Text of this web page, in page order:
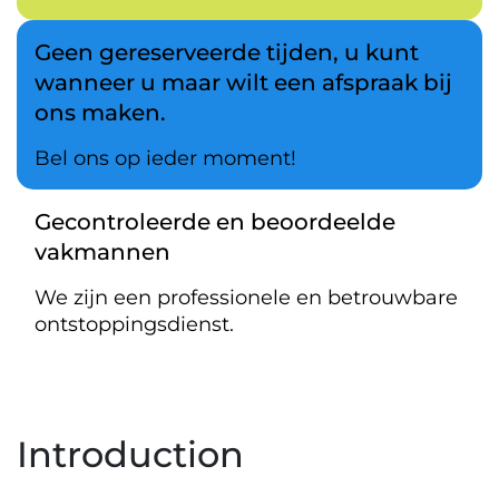
Geen gereserveerde tijden, u kunt
wanneer u maar wilt een afspraak bij
ons maken.
Bel ons op ieder moment!
Gecontroleerde en beoordeelde
vakmannen
We zijn een professionele en betrouwbare
ontstoppingsdienst.
Introduction